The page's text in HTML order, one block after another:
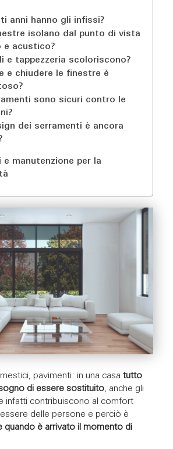
anni hanno gli infissi?
isolano dal punto di vista
e acustico?
e tappezzeria scoloriscono?
e chiudere le finestre è
sono sicuri contro le
dei serramenti è ancora
e manutenzione per la
pavimenti: in una casa tutto
di essere sostituito, anche gli
infatti contribuiscono al comfort
delle persone e perciò è
quando è arrivato il momento di